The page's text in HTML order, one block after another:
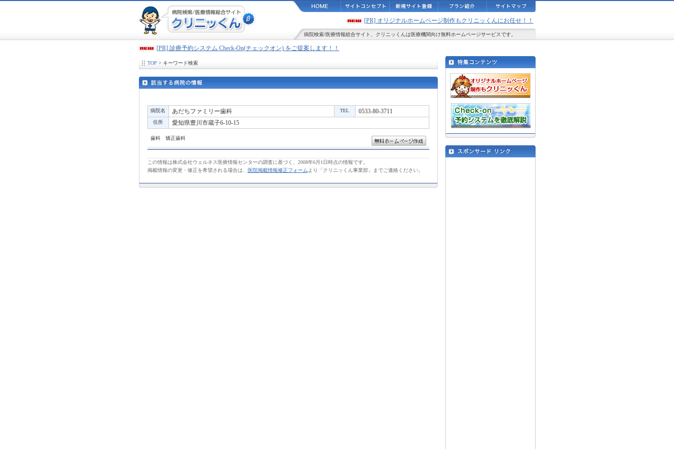
[PR] オリジナルホームページ制作もクリニッくんにお任せ！！
病院検索/医療情報総合サイト、 クリニッくん は医療機関向け無料ホームページサービスです。
[PR] 診療予約システム Check-On(チェックオン) をご提案します！！
TOP > キーワード検索
病院名 あだちファミリー歯科 TEL 0533-80-3711
住所 愛知県豊川市蔵子6-10-15
歯科 矯正歯科
この情報は株式会社ウェルネス医療情報センターの調査に基づく、2008年6月1日時点の情報です。
掲載情報の変更・修正を希望される場合は、
医院掲載情報修正フォーム より「クリニッくん事業部」までご連絡ください。